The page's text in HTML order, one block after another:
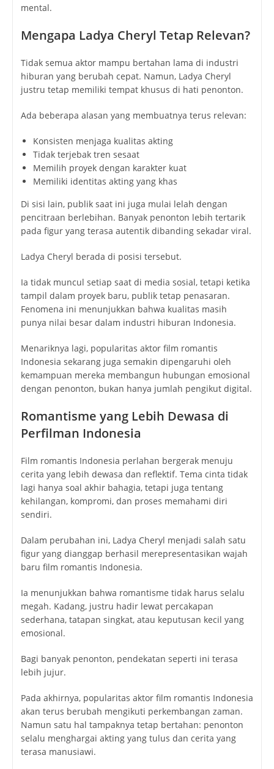
mental.
Mengapa Ladya Cheryl Tetap Relevan?
Tidak semua aktor mampu bertahan lama di industri
hiburan yang berubah cepat. Namun, Ladya Cheryl
justru tetap memiliki tempat khusus di hati penonton.
Ada beberapa alasan yang membuatnya terus relevan:
Konsisten menjaga kualitas akting
Tidak terjebak tren sesaat
Memilih proyek dengan karakter kuat
Memiliki identitas akting yang khas
Di sisi lain, publik saat ini juga mulai lelah dengan
pencitraan berlebihan. Banyak penonton lebih tertarik
pada figur yang terasa autentik dibanding sekadar viral.
Ladya Cheryl berada di posisi tersebut.
Ia tidak muncul setiap saat di media sosial, tetapi ketika
tampil dalam proyek baru, publik tetap penasaran.
Fenomena ini menunjukkan bahwa kualitas masih
punya nilai besar dalam industri hiburan Indonesia.
Menariknya lagi, popularitas aktor film romantis
Indonesia sekarang juga semakin dipengaruhi oleh
kemampuan mereka membangun hubungan emosional
dengan penonton, bukan hanya jumlah pengikut digital.
Romantisme yang Lebih Dewasa di
Perfilman Indonesia
Film romantis Indonesia perlahan bergerak menuju
cerita yang lebih dewasa dan reflektif. Tema cinta tidak
lagi hanya soal akhir bahagia, tetapi juga tentang
kehilangan, kompromi, dan proses memahami diri
sendiri.
Dalam perubahan ini, Ladya Cheryl menjadi salah satu
figur yang dianggap berhasil merepresentasikan wajah
baru film romantis Indonesia.
Ia menunjukkan bahwa romantisme tidak harus selalu
megah. Kadang, justru hadir lewat percakapan
sederhana, tatapan singkat, atau keputusan kecil yang
emosional.
Bagi banyak penonton, pendekatan seperti ini terasa
lebih jujur.
Pada akhirnya, popularitas aktor film romantis Indonesia
akan terus berubah mengikuti perkembangan zaman.
Namun satu hal tampaknya tetap bertahan: penonton
selalu menghargai akting yang tulus dan cerita yang
terasa manusiawi.